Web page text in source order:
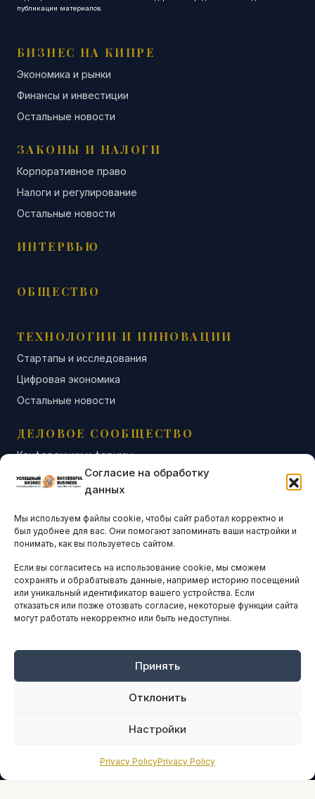
Согласие на обработку
данных
Мы используем файлы cookie, чтобы сайт работал корректно и
был удобнее для вас. Они помогают запоминать ваши настройки и
понимать, как вы пользуетесь сайтом.
Если вы согласитесь на использование cookie, мы сможем
сохранять и обрабатывать данные, например историю посещений
или уникальный идентификатор вашего устройства. Если
отказаться или позже отозвать согласие, некоторые функции сайта
могут работать некорректно или быть недоступны.
Принять
Отклонить
Настройки
Privacy PolicyPrivacy Policy
публикации материалов.
БИЗНЕС НА КИПРЕ
Экономика и рынки
Финансы и инвестиции
Остальные новости
ЗАКОНЫ И НАЛОГИ
Корпоративное право
Налоги и регулирование
Остальные новости
ИНТЕРВЬЮ
ОБЩЕСТВО
ТЕХНОЛОГИИ И ИННОВАЦИИ
Стартапы и исследования
Цифровая экономика
Остальные новости
ДЕЛОВОЕ СООБЩЕСТВО
Конференции и форумы
Бизнес-клубы и ассоциации
Остальные новости
АНАЛИТИКА И СТАТИСТИКА
ARTICLES IN ENGLISH
НАВИГАЦИЯ
Оплата онлайн